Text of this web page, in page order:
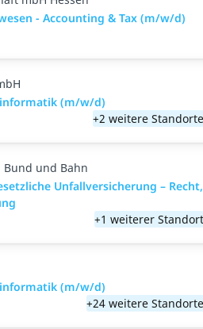
- Accounting & Tax (m/w/d)
(m/w/d)
+2 weitere Standorte
und Bahn
Unfallversicherung – Recht,
+1 weiterer Standort
(m/w/d)
+24 weitere Standorte